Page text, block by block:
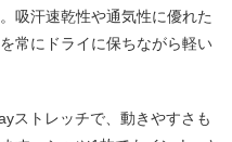
吸汗速乾性や通気性に優れた
常にドライに保ちながら軽い
ストレッチで、動きやすさも